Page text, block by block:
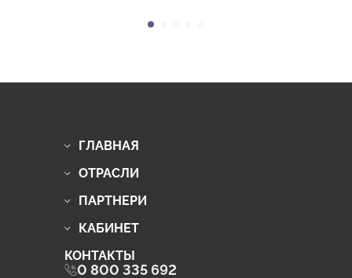
ГЛАВНАЯ
ОТРАСЛИ
ПАРТНЕРИ
КАБИНЕТ
КОНТАКТЫ
0 800 335 692